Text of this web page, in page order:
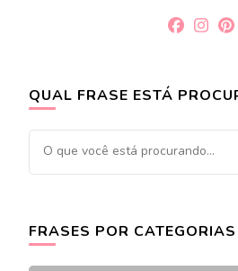
QUAL FRASE ESTÁ
Procurando
algo?
FRASES POR CATEGORIAS